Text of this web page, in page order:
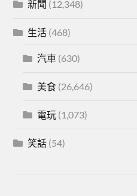
新聞 (12,348)
生活 (468)
汽車 (630)
美食 (26,646)
電玩 (1,073)
笑話 (54)